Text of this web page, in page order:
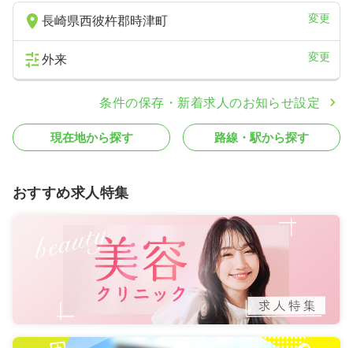
長崎県西彼杵郡時津町 変更
外来 変更
条件の保存・新着求人のお知らせ設定
現在地から探す 路線・駅から探す
おすすめ求人特集